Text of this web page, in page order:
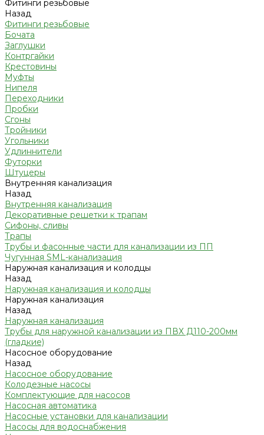
Фитинги резьбовые
Назад
Фитинги резьбовые
Бочата
Заглушки
Контргайки
Крестовины
Муфты
Нипеля
Переходники
Пробки
Сгоны
Тройники
Угольники
Удлиннители
Футорки
Штуцеры
Внутренняя канализация
Назад
Внутренняя канализация
Декоративные решетки к трапам
Сифоны, сливы
Трапы
Трубы и фасонные части для канализации из ПП
Чугунная SML-канализация
Наружная канализация и колодцы
Назад
Наружная канализация и колодцы
Наружная канализация
Назад
Наружная канализация
Трубы для наружной канализации из ПВХ Д110-200мм
(гладкие)
Насосное оборудование
Назад
Насосное оборудование
Колодезные насосы
Комплектующие для насосов
Насосная автоматика
Насосные установки для канализации
Насосы для водоснабжения